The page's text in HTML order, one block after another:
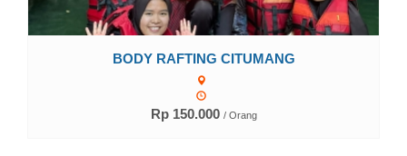
BODY RAFTING CITUMANG
Rp 150.000 / Orang